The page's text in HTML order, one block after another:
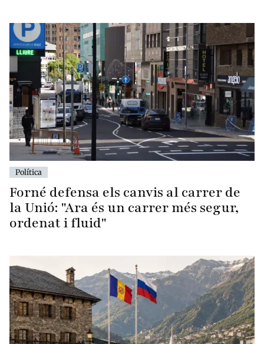
Política
Forné defensa els canvis al carrer de
la Unió: "Ara és un carrer més segur,
ordenat i fluid"